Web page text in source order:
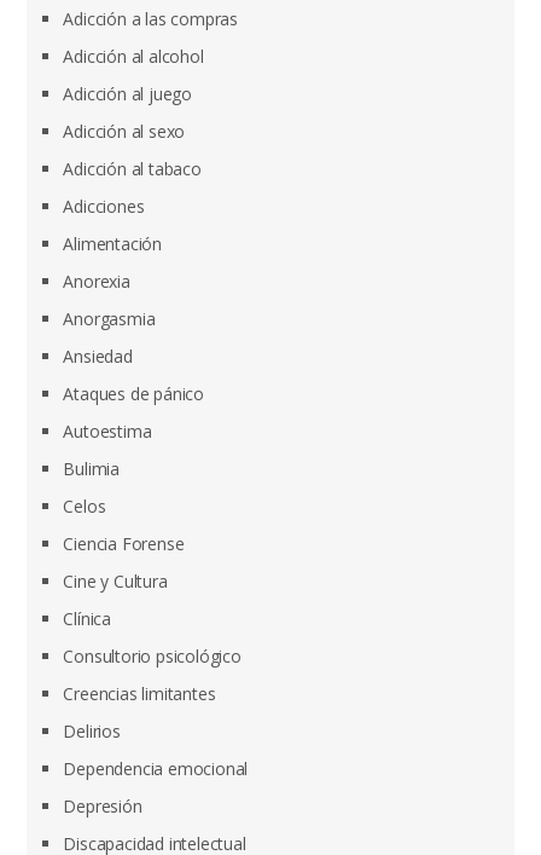
Adicción a las compras
Adicción al alcohol
Adicción al juego
Adicción al sexo
Adicción al tabaco
Adicciones
Alimentación
Anorexia
Anorgasmia
Ansiedad
Ataques de pánico
Autoestima
Bulimia
Celos
Ciencia Forense
Cine y Cultura
Clínica
Consultorio psicológico
Creencias limitantes
Delirios
Dependencia emocional
Depresión
Discapacidad intelectual